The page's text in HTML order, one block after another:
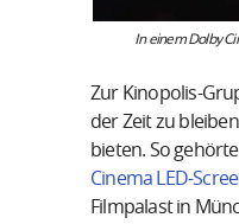
In einem Dolby
Zur Kinopolis-
der Zeit zu
bieten. So
Cinema LED-
Filmpalast in